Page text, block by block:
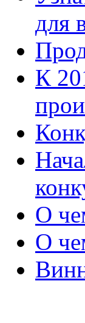
для
К
О
О